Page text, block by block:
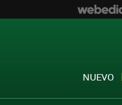
NUEVO